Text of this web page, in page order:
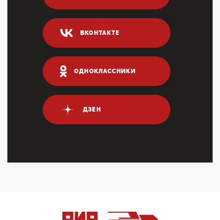
04:47, 10 Апреля 2026
ИНН для переводов по СБП это первый шаг из
логических двухЗаполнение ИНН при любых
переводах по ...
03:35, 10 Апреля 2026
Суммарное вознаграждение менеджменту в 15
крупных банках по итогам 2025 года превысило 63
03:01, 10 Апреля 2026
Террорист и убийца Буданов вальяжно сообщил,
что союзники просили Киев не наносить удары по
входМошенники активно пользуются аккаунтами на
ВКОНТАКТЕ
ОДНОКЛАССНИКИ
ДЗЕН